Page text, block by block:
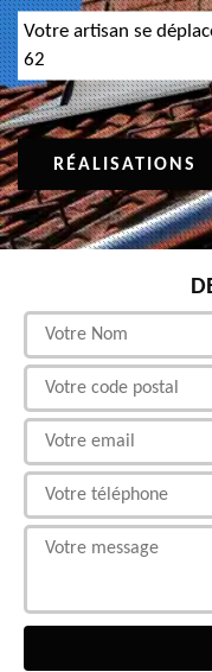
Votre artisan se
62
RÉALISATIONS